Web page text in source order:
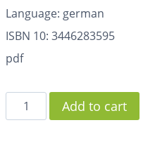
Language: german
ISBN 10: 3446283595
pdf
Add to cart